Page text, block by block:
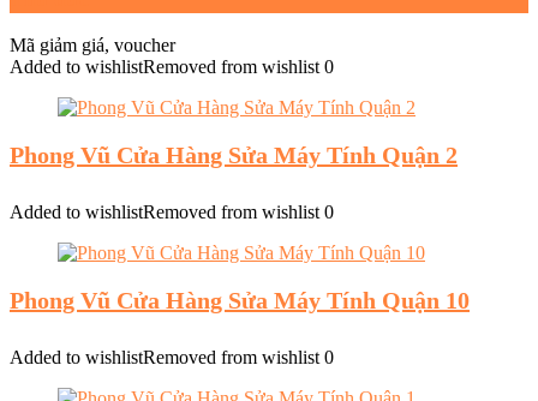
Mã giảm giá, voucher
Added to wishlistRemoved from wishlist 0
Phong Vũ Cửa Hàng Sửa Máy Tính Quận 2
Added to wishlistRemoved from wishlist 0
Phong Vũ Cửa Hàng Sửa Máy Tính Quận 10
Added to wishlistRemoved from wishlist 0